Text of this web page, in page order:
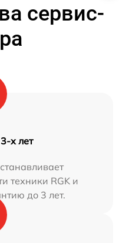
сервис-
х лет
техники RGK и
до 3 лет.